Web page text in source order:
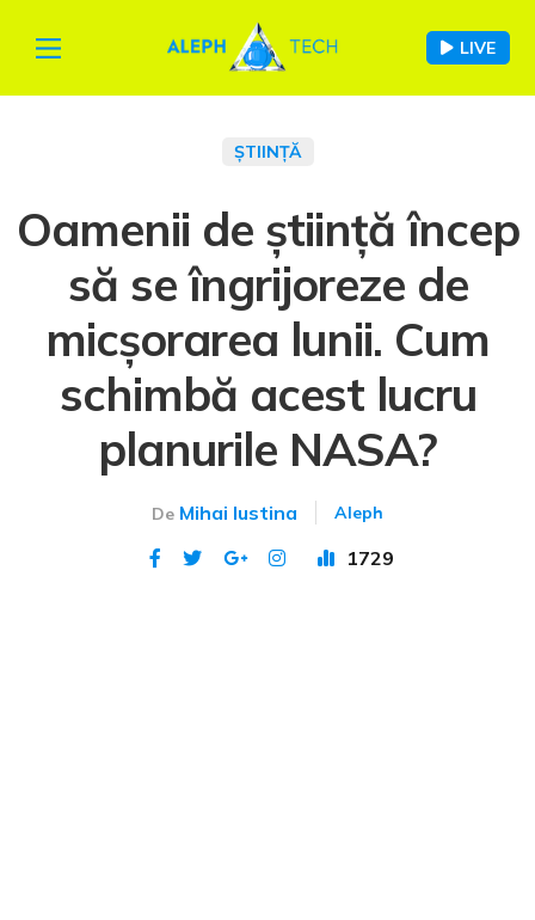
LIVE
ȘTIINȚĂ
Oamenii de știință încep
să se îngrijoreze de
micșorarea lunii. Cum
schimbă acest lucru
planurile NASA?
De Mihai Iustina Aleph
1729